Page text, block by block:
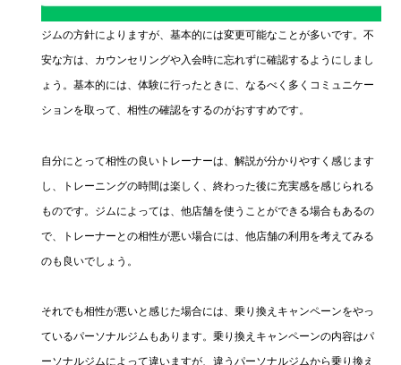
ジムの方針によりますが、基本的には変更可能なことが多いです。不
安な方は、カウンセリングや入会時に忘れずに確認するようにしまし
ょう。基本的には、体験に行ったときに、なるべく多くコミュニケー
ションを取って、相性の確認をするのがおすすめです。
自分にとって相性の良いトレーナーは、解説が分かりやすく感じます
し、トレーニングの時間は楽しく、終わった後に充実感を感じられる
ものです。ジムによっては、他店舗を使うことができる場合もあるの
で、トレーナーとの相性が悪い場合には、他店舗の利用を考えてみる
のも良いでしょう。
それでも相性が悪いと感じた場合には、乗り換えキャンペーンをやっ
ているパーソナルジムもあります。乗り換えキャンペーンの内容はパ
ーソナルジムによって違いますが、違うパーソナルジムから乗り換え